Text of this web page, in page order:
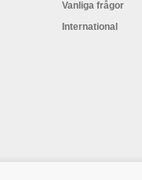
Vanliga frågor
International